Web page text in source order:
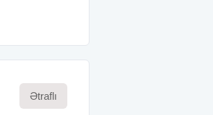
Ətraflı